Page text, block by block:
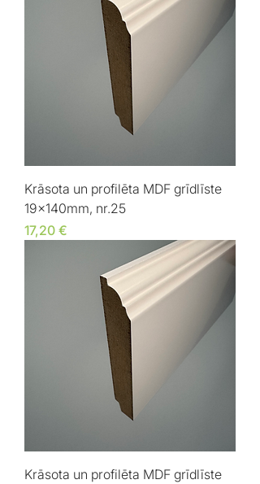
Krāsota un profilēta MDF grīdlīste
19x140mm, nr.25
Cena
17,20 €
Krāsota un profilēta MDF grīdlīste